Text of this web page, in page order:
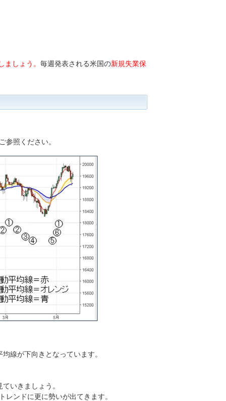
ましょう。 毎週発表される米国の新規失業保
照ください。
線が下向きとなっています。
いきましょう。
ンドに更に勢いが出てきます。